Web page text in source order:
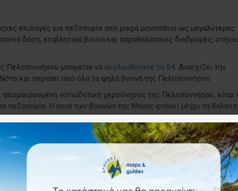
επιλογές για πεζοπορία από μικρά μονοπάτια ως μεγαλύτερες
δάση, επιβλητικά βουνά και παραθαλάσσιες διαδρομές,
Πελοποννήσου μπορείτε να ακολουθήσετε το Ε4. Διασχίζει την
και περνάει από όλα τα ψηλά βουνά της Πελοποννήσου.
απομακρυσμένη νοτιοδυτική χερσόνησος της Πελοποννήσου, είναι
πεζοπορία. Η σκιά των βουνών της Μάνης φτάνει μέχρι τη
γύρω οικισμούς, ανάμεσα στους ελαιώνες που φτάνουν μέχρι
το φαράγγι του Βύρου που ελίσσεται στους πρόποδες
Προφήτη Ηλία (2407m ή 7897 πόδια), τη ψηλότερη κορυφή της
κορυφογραμμή και τις αμέτρητες κορυφές και